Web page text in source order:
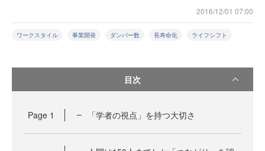
2016/12/01 07:00
ワークスタイル 事業開発 ダンバー数 長寿命化 ライフシフト
目次
Page 1 「学者の視点」を持つ大切さ